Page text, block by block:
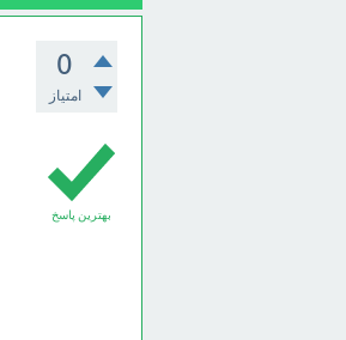
0
امتیاز
بهترین پاسخ